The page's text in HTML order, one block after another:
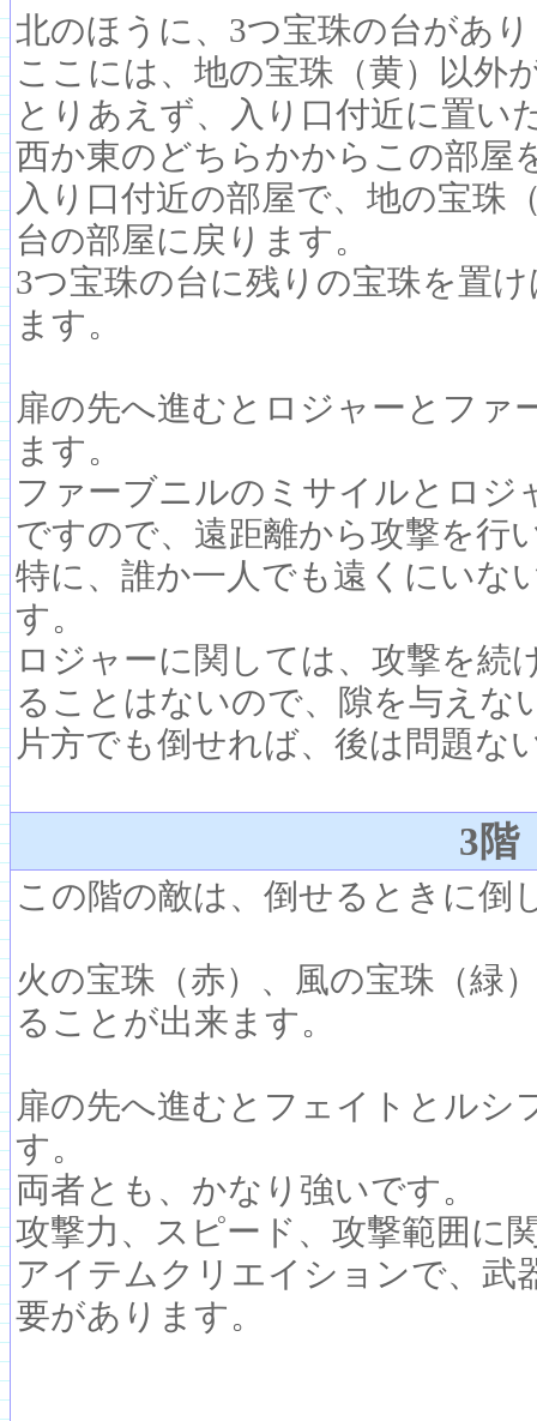
北のほうに、3つ宝珠の台があ
ここには、地の宝珠（黄）以外
とりあえず、入り口付近に置い
西か東のどちらかからこの部屋
入り口付近の部屋で、地の宝珠
台の部屋に戻ります。
3つ宝珠の台に残りの宝珠を置
ます。
扉の先へ進むとロジャーとファ
ます。
ファーブニルのミサイルとロジ
ですので、遠距離から攻撃を行
特に、誰か一人でも遠くにいな
す。
ロジャーに関しては、攻撃を続
ることはないので、隙を与えな
片方でも倒せれば、後は問題な
3階
この階の敵は、倒せるときに倒
火の宝珠（赤）、風の宝珠（緑
ることが出来ます。
扉の先へ進むとフェイトとルシ
す。
両者とも、かなり強いです。
攻撃力、スピード、攻撃範囲に
アイテムクリエイションで、武
要があります。